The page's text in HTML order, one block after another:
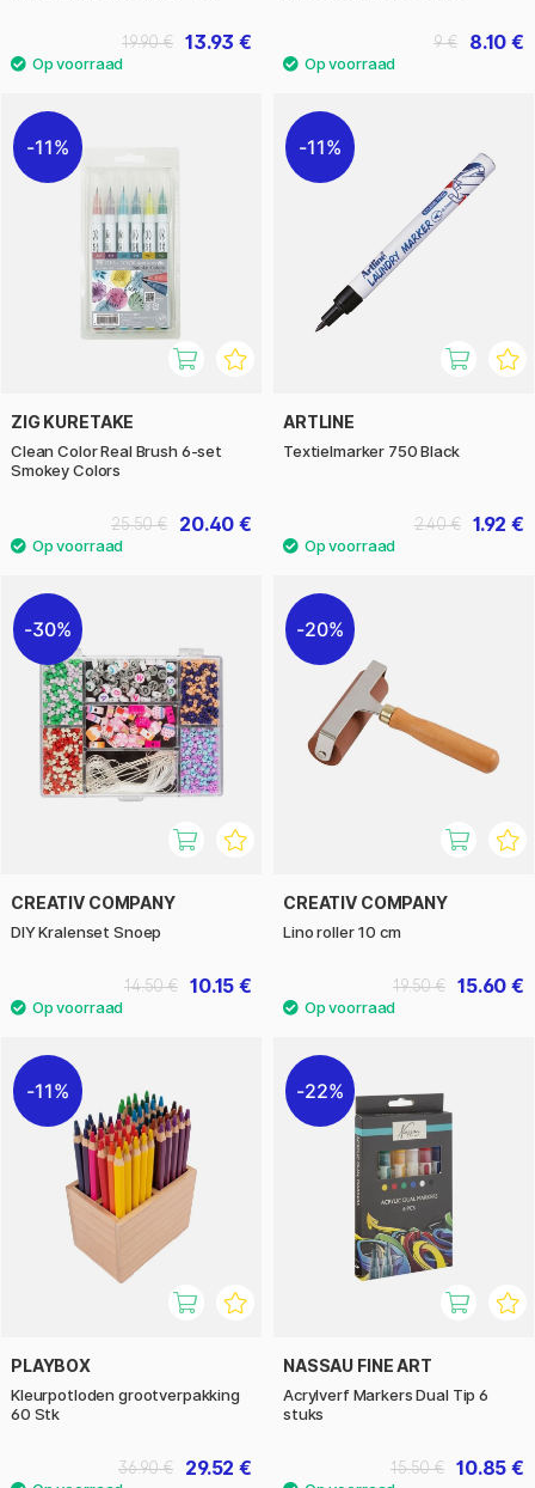
13.93 €
19.90 € 8.10 €
9 €
11%
ZIG KURETAKE
Clean Color Real Brush 6-set
Smokey Colors
20.40 €
25.50 €
11%
ARTLINE
Textielmarker 750 Black
1.92 €
2.40 €
30%
CREATIV COMPANY
DIY Kralenset Snoep
10.15 €
14.50 €
20%
CREATIV COMPANY
Lino roller 10 cm
15.60 €
19.50 €
11%
PLAYBOX
Kleurpotloden grootverpakking
60 Stk
29.52 €
36.90 €
22%
NASSAU FINE ART
Acrylverf Markers Dual Tip 6
stuks
10.85 €
15.50 €